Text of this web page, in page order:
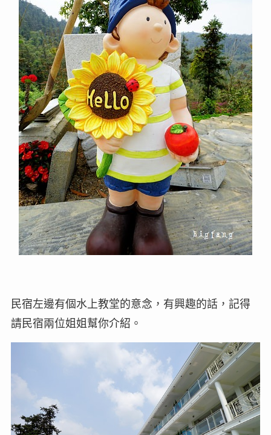
民宿左邊有個水上教堂的意念，有興趣的話，記得
請民宿兩位姐姐幫你介紹。